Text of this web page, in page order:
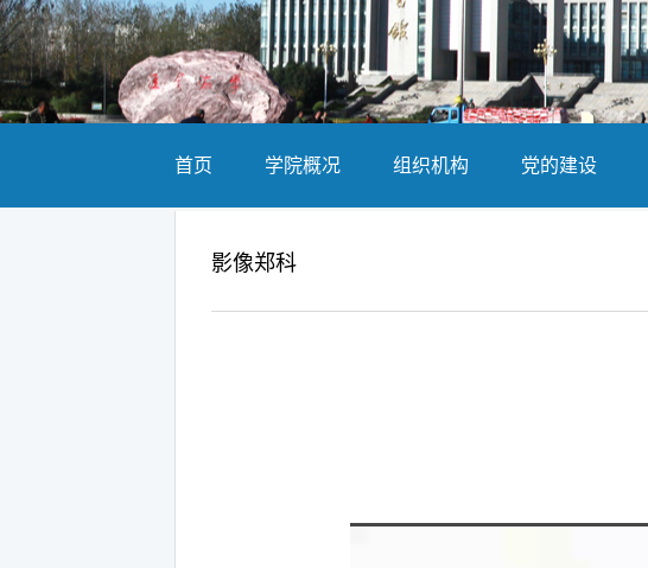
首页 学院概况 组织机构 党的建设
影像郑科